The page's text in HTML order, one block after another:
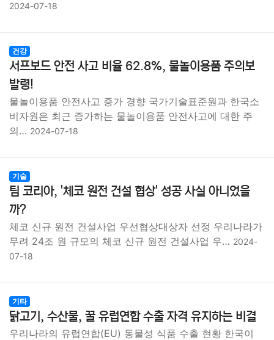
요리 상품리뷰
대출
종교
부동산 외국어 교육 교통 생활 기타
2024-07-18
건강
서프보드 안전 사고 비율 62.8%, 물놀이용품 주의보
발령!
물놀이용품 안전사고 증가 경향 국가기술표준원과 한국소
비자원은 최근 증가하는 물놀이용품 안전사고에 대한 주
의… 2024-07-18
기술
팀 코리아, '체코 원전 건설 협상' 성공 사실 아니었을
까?
체코 신규 원전 건설사업 우선협상대상자 선정 우리나라가
무려 24조 원 규모의 체코 신규 원전 건설사업 우… 2024-
07-18
기타
닭고기, 수산물, 꿀 유럽연합 수출 자격 유지하는 비결
우리나라의 유럽연합(EU) 동물성 식품 수출 현황 한국이